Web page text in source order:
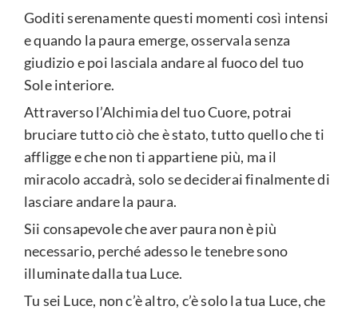
Goditi serenamente questi momenti così intensi
e quando la paura emerge, osservala senza
giudizio e poi lasciala andare al fuoco del tuo
Sole interiore.
Attraverso l’Alchimia del tuo Cuore, potrai
bruciare tutto ciò che è stato, tutto quello che ti
affligge e che non ti appartiene più, ma il
miracolo accadrà, solo se deciderai finalmente di
lasciare andare la paura.
Sii consapevole che aver paura non è più
necessario, perché adesso le tenebre sono
illuminate dalla tua Luce.
Tu sei Luce, non c’è altro, c’è solo la tua Luce, che